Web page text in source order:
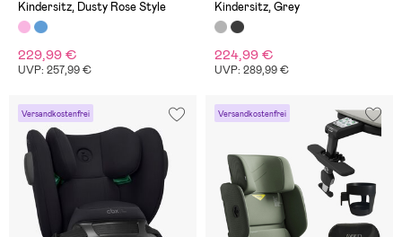
Kindersitz, Dusty Rose Style
229,99 €
UVP: 257,99 €
Kindersitz, Grey
224,99 €
UVP: 289,99 €
Versandkostenfrei Versandkostenfrei